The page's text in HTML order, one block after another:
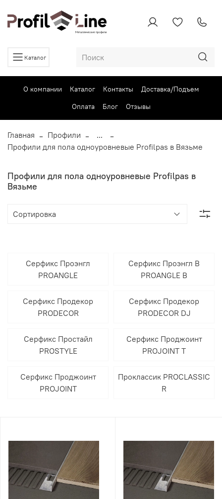
Каталог
О компании Каталог Контакты
Доставка/Подъем
Оплата
Блог Отзывы
Главная Профили
...
Профили для пола одноуровневые Profilpas в Вязьме
Профили для пола одноуровневые Profilpas в
Вязьме
Серфикс Проэнгл
PROANGLE
Серфикс Проэнгл В
PROANGLE B
Серфикс Продекор
PRODECOR
Серфикс Продекор
PRODECOR DJ
Серфикс Простайл
PROSTYLE
Серфикс Проджоинт
PROJOINT T
Серфикс Проджоинт
PROJOINT
Проклассик PROCLASSIC
R